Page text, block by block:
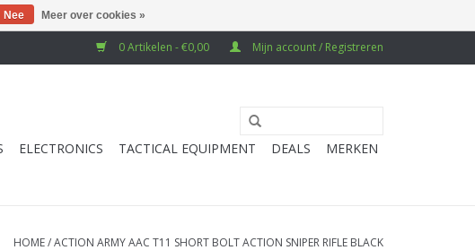
0 Artikelen - €0,00 Mijn account / Registreren
ELECTRONICS TACTICAL EQUIPMENT DEALS MERKEN
HOME/ACTION ARMY AAC T11 SHORT BOLT ACTION SNIPER RIFLE BLACK
Nee Meer over cookies »